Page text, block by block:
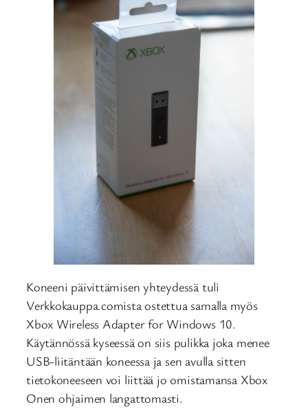
Koneeni päivittämisen yhteydessä tuli
Verkkokauppa.comista ostettua samalla myös
Xbox Wireless Adapter for Windows 10.
Käytännössä kyseessä on siis pulikka joka menee
USB-liitäntään koneessa ja sen avulla sitten
tietokoneeseen voi liittää jo omistamansa Xbox
Onen ohjaimen langattomasti.